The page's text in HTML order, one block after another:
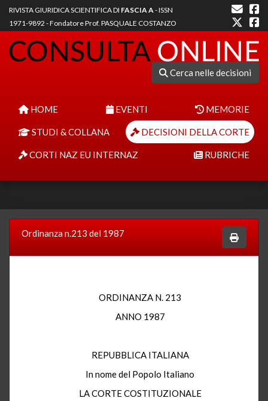
RIVISTA GIURIDICA SCIENTIFICA DI FASCIA A- ISSN
1971-9892 - Fondatore Prof. PASQUALE COSTANZO
Cerca nelle decisioni
HOME EVENTI MEMORIE
STUDI & COLLANA DECISIONI DELLA CORTE
CORTI NAZ EU INTERNAZ RUBRICHE
Ordinanza n.213 del 1987
ORDINANZA N. 213
ANNO 1987
REPUBBLICA ITALIANA
In nome del Popolo Italiano
LA CORTE COSTITUZIONALE